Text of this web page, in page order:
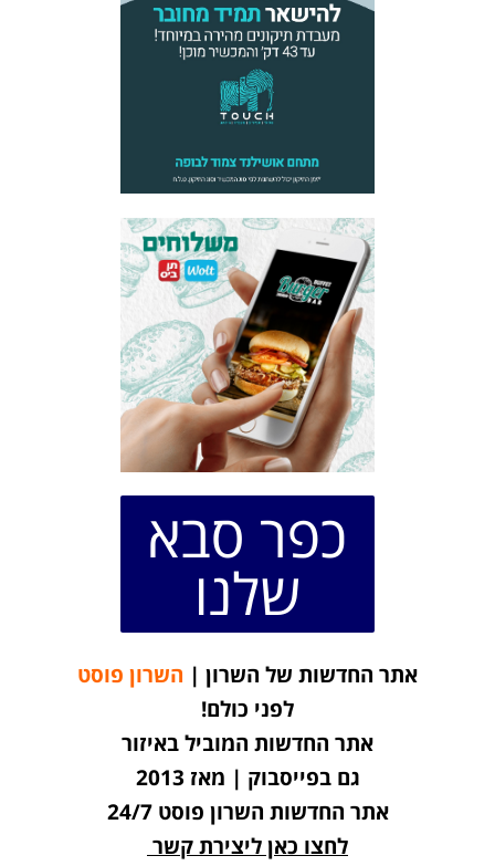
כפר סבא
שלנו
אתר החדשות של השרון | השרון פוסט
לפני כולם!
אתר החדשות המוביל באיזור
גם בפייסבוק | מאז 2013
אתר החדשות השרון פוסט 24/7
לחצו כאן ליצירת קשר